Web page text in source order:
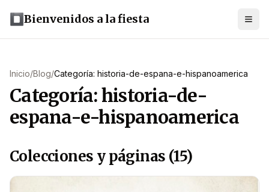
Bienvenidos a la fiesta
Inicio/Blog/Categoría: historia-de-espana-e-hispanoamerica
Categoría: historia-de-
espana-e-hispanoamerica
Colecciones y páginas (15)